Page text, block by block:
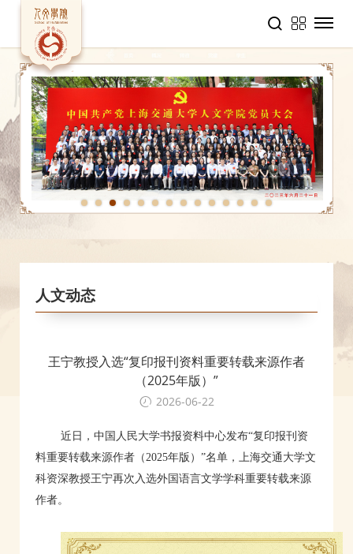
4 5 6 7 8 9 10 11 12 13 14
人文动态
王宁教授入选“复印报刊资料重要转载来源作者
（2025年版）”
2026-06-22
近日，中国人民大学书报资料中心发布“复印报刊资
料重要转载来源作者（2025年版）”名单，上海交通大学文
科资深教授王宁再次入选外国语言文学学科重要转载来源
作者。